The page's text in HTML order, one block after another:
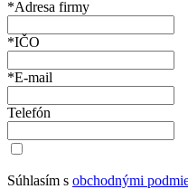
*Adresa firmy
*IČO
*E-mail
Telefón
Súhlasím s obchodnými